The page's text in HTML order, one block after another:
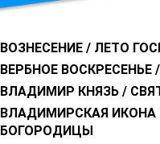
ВОЗНЕСЕНИЕ / ЛЕТО
ВЕРБНОЕ
ВЛАДИМИР КНЯЗЬ /
ВЛАДИМИРСКАЯ
БОГОРОДИЦЫ